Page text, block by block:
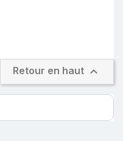
Retour en haut 